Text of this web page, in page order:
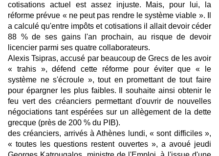
cotisations actuel est assez injuste. Mais, pour lui, la
réforme prévue « ne peut pas rendre le système viable ». Il
a calculé qu'entre impôts et cotisations il allait devoir céder
88 % de ses gains l'an prochain, au risque de devoir
licencier parmi ses quatre collaborateurs.
Alexis Tsipras, accusé par beaucoup de Grecs de les avoir
« trahis », défend cette réforme pour éviter que « le
système ne s'écroule », tout en promettant de tout faire
pour épargner les plus faibles. Il souhaite ainsi obtenir le
feu vert des créanciers permettant d'ouvrir de nouvelles
négociations tant espérées sur un allègement de la dette
grecque (près de 200 % du PIB).
des créanciers, arrivés à Athènes lundi, « sont difficiles »,
« toutes les questions restent ouvertes », a avoué jeudi